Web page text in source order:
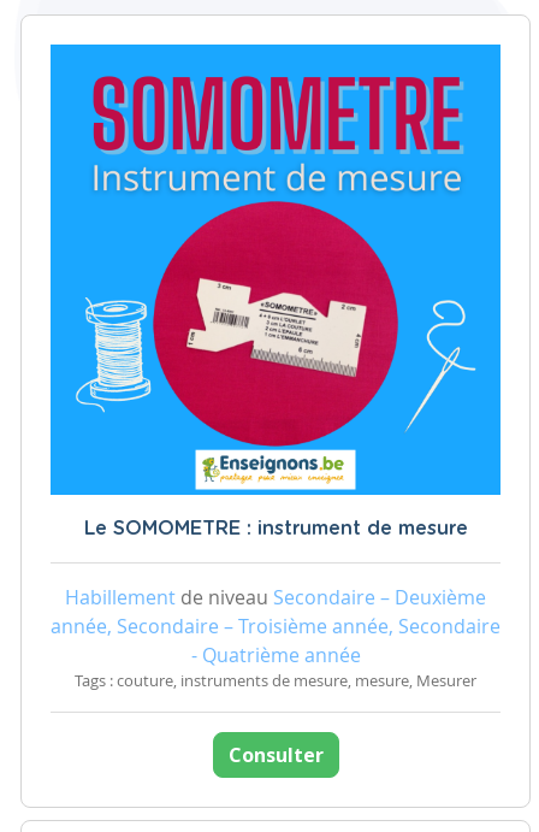
Le SOMOMETRE : instrument de mesure
Habillement de niveau Secondaire – Deuxième
année, Secondaire – Troisième année, Secondaire
- Quatrième année
Tags : couture, instruments de mesure, mesure, Mesurer
Consulter